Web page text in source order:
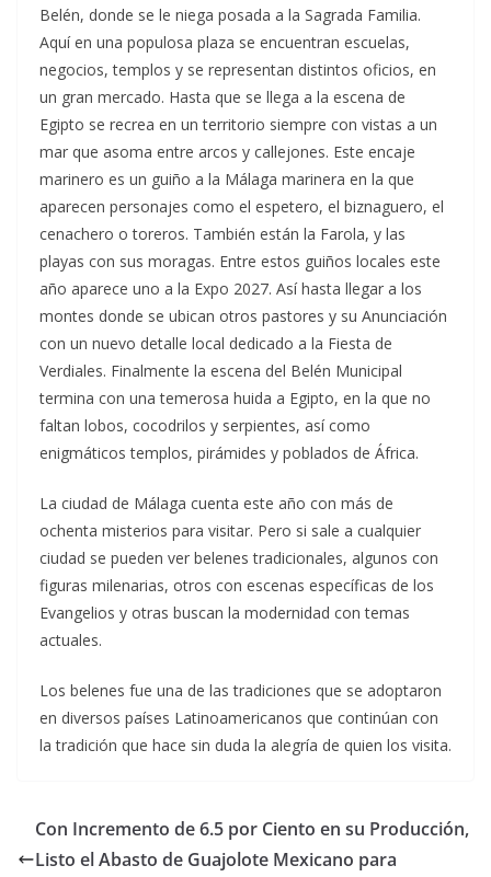
Belén, donde se le niega posada a la Sagrada Familia.
Aquí en una populosa plaza se encuentran escuelas,
negocios, templos y se representan distintos oficios, en
un gran mercado. Hasta que se llega a la escena de
Egipto se recrea en un territorio siempre con vistas a un
mar que asoma entre arcos y callejones. Este encaje
marinero es un guiño a la Málaga marinera en la que
aparecen personajes como el espetero, el biznaguero, el
cenachero o toreros. También están la Farola, y las
playas con sus moragas. Entre estos guiños locales este
año aparece uno a la Expo 2027. Así hasta llegar a los
montes donde se ubican otros pastores y su Anunciación
con un nuevo detalle local dedicado a la Fiesta de
Verdiales. Finalmente la escena del Belén Municipal
termina con una temerosa huida a Egipto, en la que no
faltan lobos, cocodrilos y serpientes, así como
enigmáticos templos, pirámides y poblados de África.
La ciudad de Málaga cuenta este año con más de
ochenta misterios para visitar. Pero si sale a cualquier
ciudad se pueden ver belenes tradicionales, algunos con
figuras milenarias, otros con escenas específicas de los
Evangelios y otras buscan la modernidad con temas
actuales.
Los belenes fue una de las tradiciones que se adoptaron
en diversos países Latinoamericanos que continúan con
la tradición que hace sin duda la alegría de quien los visita.
Con Incremento de 6.5 por Ciento en su Producción,
Listo el Abasto de Guajolote Mexicano para